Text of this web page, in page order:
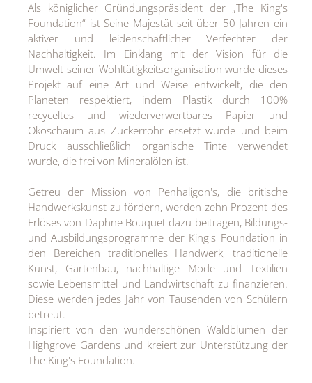
Als königlicher Gründungspräsident der „The King's
Foundation“ ist Seine Majestät seit über 50 Jahren ein
aktiver und leidenschaftlicher Verfechter der
Nachhaltigkeit. Im Einklang mit der Vision für die
Umwelt seiner Wohltätigkeitsorganisation wurde dieses
Projekt auf eine Art und Weise entwickelt, die den
Planeten respektiert, indem Plastik durch 100%
recyceltes und wiederverwertbares Papier und
Ökoschaum aus Zuckerrohr ersetzt wurde und beim
Druck ausschließlich organische Tinte verwendet
wurde, die frei von Mineralölen ist.
Getreu der Mission von Penhaligon's, die britische
Handwerkskunst zu fördern, werden zehn Prozent des
Erlöses von Daphne Bouquet dazu beitragen, Bildungs-
und Ausbildungsprogramme der King's Foundation in
den Bereichen traditionelles Handwerk, traditionelle
Kunst, Gartenbau, nachhaltige Mode und Textilien
sowie Lebensmittel und Landwirtschaft zu finanzieren.
Diese werden jedes Jahr von Tausenden von Schülern
betreut.
Inspiriert von den wunderschönen Waldblumen der
Highgrove Gardens und kreiert zur Unterstützung der
The King's Foundation.